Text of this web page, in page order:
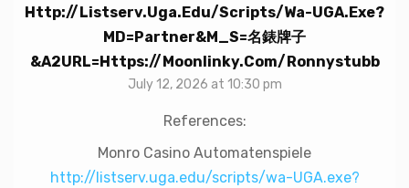
Http://listserv.uga.edu/scripts/wa-UGA.exe?
MD=partner&M_S=名錶牌子
&A2URL=https://moonlinky.com/ronnystubb
July 12, 2026 at 10:30 pm
References:
Monro Casino Automatenspiele
http://listserv.uga.edu/scripts/wa-UGA.exe?